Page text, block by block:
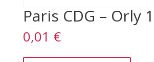
Paris CDG – Orly
0,01 €